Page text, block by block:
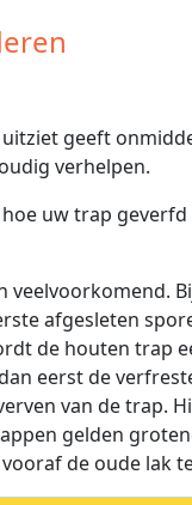
geeft
verhelpen.
uw trap
veelvoorkomend.
afgesleten
de houten trap
eerst de
van de trap.
gelden
de oude lak